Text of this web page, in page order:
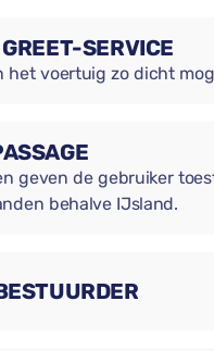
SERVICE
het voertuig zo dicht
geven de gebruiker
behalve IJsland.